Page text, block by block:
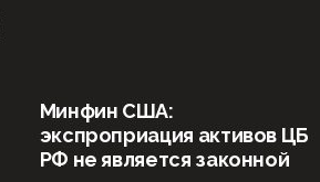
Минфин США:
экспроприация активов ЦБ
РФ не является законной